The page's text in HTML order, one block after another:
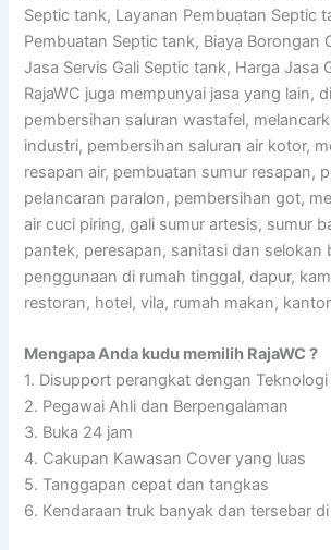
Septic tank, Layanan Pembuatan Septic
Pembuatan Septic tank, Biaya Borongan
Jasa Servis Gali Septic tank, Harga Jasa
RajaWC juga mempunyai jasa yang lain,
pembersihan saluran wastafel,
industri, pembersihan saluran air kotor,
resapan air, pembuatan sumur resapan,
pelancaran paralon, pembersihan got,
air cuci piring, gali sumur artesis, sumur
pantek, peresapan, sanitasi dan selokan
penggunaan di rumah tinggal, dapur,
restoran, hotel, vila, rumah makan,
Mengapa Anda kudu memilih RajaWC ?
1. Disupport perangkat dengan Teknologi
2. Pegawai Ahli dan Berpengalaman
3. Buka 24 jam
4. Cakupan Kawasan Cover yang luas
5. Tanggapan cepat dan tangkas
6. Kendaraan truk banyak dan tersebar